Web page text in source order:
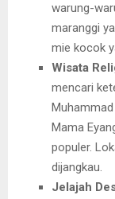
warung-
maranggi
mie kocok
Wisata
mencari
Mama
populer.
dijangkau.
Jelajah